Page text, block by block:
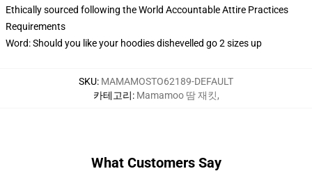
Ethically sourced following the World Accountable Attire Practices
Requirements
Word: Should you like your hoodies dishevelled go 2 sizes up
SKU: MAMAMOSTO62189-DEFAULT
카테고리: Mamamoo 땀 재킷,
What Customers Say